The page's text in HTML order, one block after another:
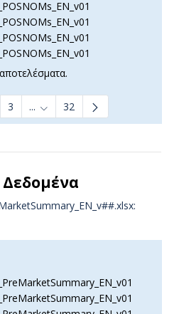
3 ... Ενδιάμεσες σελίδες Use
32